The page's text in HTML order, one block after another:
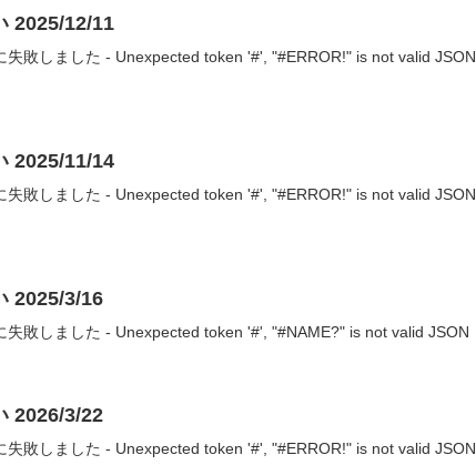
2025/12/11
失敗しました - Unexpected token '#', "#ERROR!" is not valid JSON
2025/11/14
失敗しました - Unexpected token '#', "#ERROR!" is not valid JSON
2025/3/16
失敗しました - Unexpected token '#', "#NAME?" is not valid JSON
2026/3/22
失敗しました - Unexpected token '#', "#ERROR!" is not valid JSON